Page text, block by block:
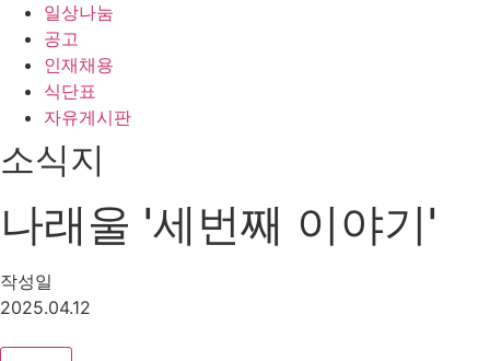
일상나눔
공고
인재채용
식단표
자유게시판
소식지
나래울 '세번째 이야기'
작성일
2025.04.12